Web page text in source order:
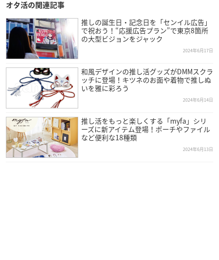
オタ活の関連記事
推しの誕生日・記念日を「センイル広告」
で祝おう！“応援広告プラン”で東京8箇所
の大型ビジョンをジャック
2024年6月17日
和風デザインの推し活グッズがDMMスクラ
ッチに登場！キツネのお面や着物で推しぬ
いを雅に彩ろう
2024年6月14日
推し活をもっと楽しくする「myfa」シリ
ーズに新アイテム登場！ポーチやファイル
など便利な18種類
2024年6月13日